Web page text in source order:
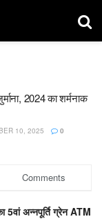
2024 का शर्मनाक
10, 2025 0
Comments
अन्नपूर्ति ग्रेन ATM